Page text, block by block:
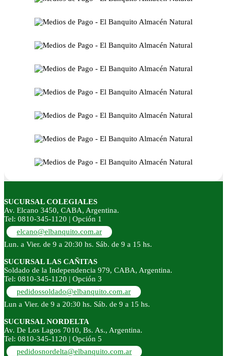
SUCURSAL COLEGIALES
Av. Elcano 3450, CABA, Argentina.
Tel: 0810-345-1120 | Opción 1
elcano@elbanquito.com.ar
Lun. a Vier. de 9 a 20:30 hs. Sáb. de 9 a 15 hs.
SUCURSAL LAS CAÑITAS
Soldado de la Independencia 979, CABA, Argentina.
Tel: 0810-345-1120 | Opción 3
pedidossoldado@elbanquito.com.ar
Lun a Vier. de 9 a 20:30 hs. Sáb. de 9 a 15 hs.
SUCURSAL NORDELTA
Av. De Los Lagos 7010, Bs. As., Argentina.
Tel: 0810-345-1120 | Opción 5
pedidosnordelta@elbanquito.com.ar